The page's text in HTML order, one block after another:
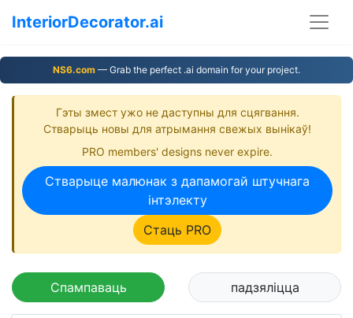
InteriorDecorator.ai
NS6.com — Grab the perfect .ai domain for your project.
Гэты змест ужо не даступны для сцягвання.
Стварыць новы для атрымання свежых вынікаў!
PRO members' designs never expire.
Стварыце малюнак з дапамогай штучнага
інтэлекту
Стаць PRO
Спампаваць падзяліцца